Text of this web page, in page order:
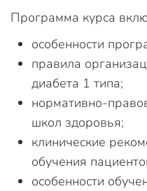
Программа курса
особенности
правила
диабета 1 типа;
нормативно-
школ здоровья;
клинические
обучения
особенности